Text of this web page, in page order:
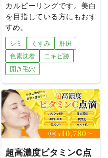
カルピーリングです。美白
を目指している方にもおす
すめ。
シミ くすみ
肝斑
色素沈着
ニキビ跡
開き毛穴
超高濃度ビタミンC点